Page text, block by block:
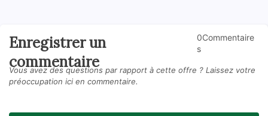
Enregistrer un
commentaire
0Commentaire
s
Vous avez des questions par rapport à cette offre ? Laissez votre
préoccupation ici en commentaire.